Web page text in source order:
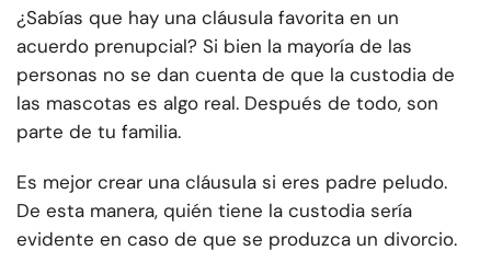
¿Sabías que hay una cláusula favorita en un
acuerdo prenupcial? Si bien la mayoría de las
personas no se dan cuenta de que la custodia de
las mascotas es algo real. Después de todo, son
parte de tu familia.
Es mejor crear una cláusula si eres padre peludo.
De esta manera, quién tiene la custodia sería
evidente en caso de que se produzca un divorcio.